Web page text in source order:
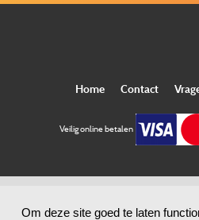
Om deze site goed te laten
Home Contact
Veilig online betalen